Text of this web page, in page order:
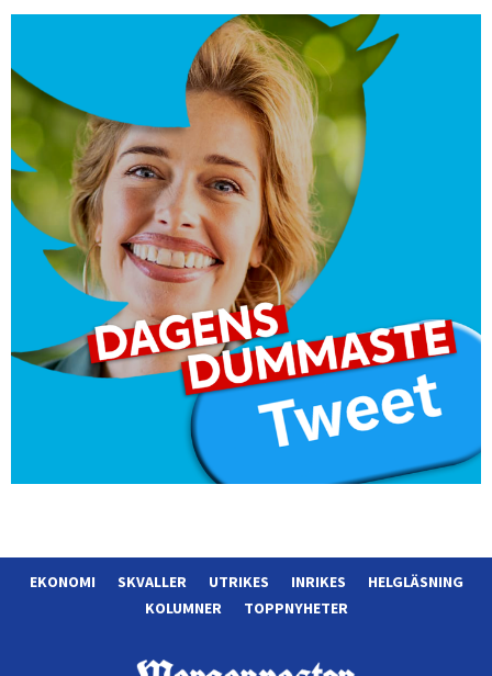
EKONOMI SKVALLER UTRIKES INRIKES
HELGLÄSNING
KOLUMNER
TOPPNYHETER